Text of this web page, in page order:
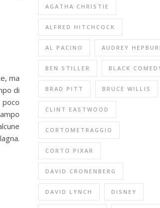
ma
di
poco
AGATHA CHRISTIE
ALFRED HITCHCOCK
AL PACINO AUDREY
BEN STILLER BLACK
BRAD PITT BRUCE WILLIS
CLINT EASTWOOD
CORTOMETRAGGIO
CORTO PIXAR
DAVID CRONENBERG
DAVID LYNCH DISNEY